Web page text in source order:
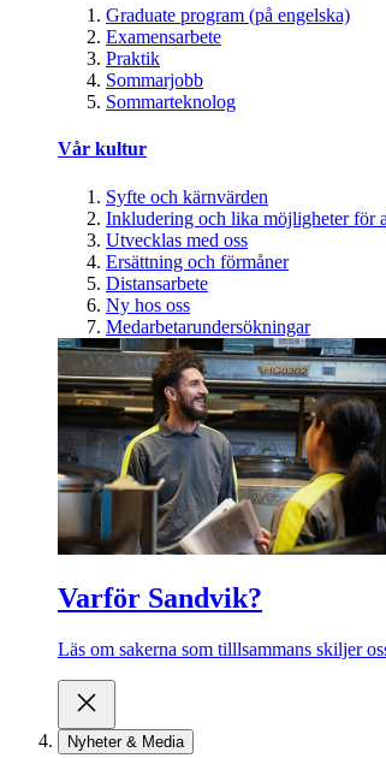
Graduate program (på engelska)
Examensarbete
Praktik
Sommarjobb
Sommarteknolog
Vår kultur
Syfte och kärnvärden
Inkludering och lika möjligheter för
Utvecklas med oss
Ersättning och förmåner
Distansarbete
Ny hos oss
Medarbetarundersökningar
Varför Sandvik?
Läs om sakerna som tilllsammans skiljer
Nyheter & Media